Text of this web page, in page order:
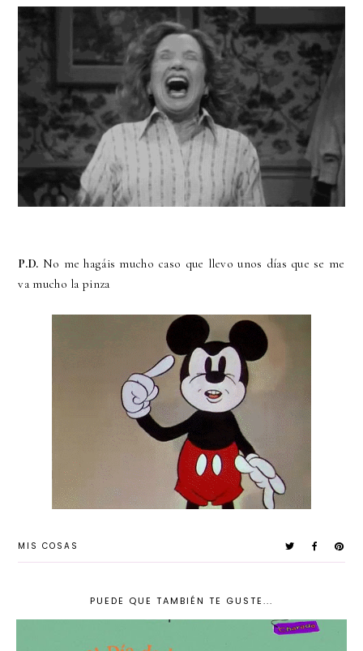
P.D. No me hagáis mucho caso que llevo unos días que se me
va mucho la pinza
MIS COSAS
PUEDE QUE TAMBIÉN TE GUSTE...